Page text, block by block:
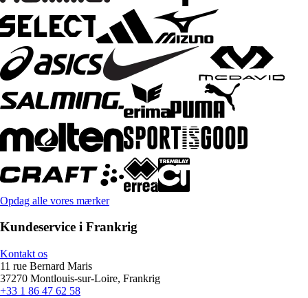
Opdag alle vores mærker
Kundeservice i Frankrig
Kontakt os
11 rue Bernard Maris
37270 Montlouis-sur-Loire, Frankrig
+33 1 86 47 62 58